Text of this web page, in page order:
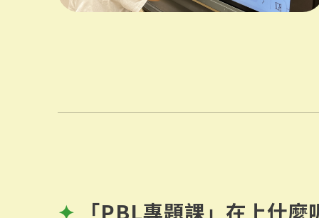
✦ 「PBL專題課」在上什麼